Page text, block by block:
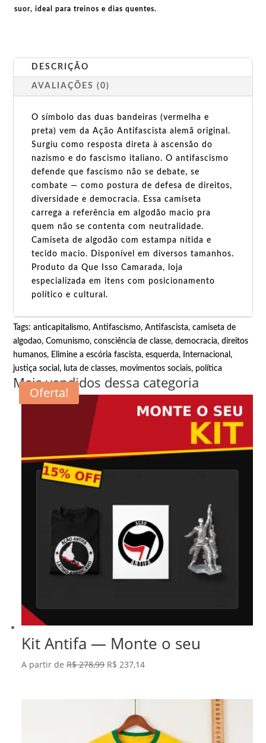
suor, ideal para treinos e dias quentes.
DESCRIÇÃO
AVALIAÇÕES (0)
O símbolo das duas bandeiras (vermelha e
preta) vem da Ação Antifascista alemã original.
Surgiu como resposta direta à ascensão do
nazismo e do fascismo italiano. O antifascismo
defende que fascismo não se debate, se
combate — como postura de defesa de direitos,
diversidade e democracia. Essa camiseta
carrega a referência em algodão macio pra
quem não se contenta com neutralidade.
Camiseta de algodão com estampa nítida e
tecido macio. Disponível em diversos tamanhos.
Produto da Que Isso Camarada, loja
especializada em itens com posicionamento
político e cultural.
Tags:anticapitalismo,Antifascismo,Antifascista,camiseta de
algodao,Comunismo,consciência de classe,democracia,direitos
humanos, Elimine a escória fascista,esquerda, Internacional,
justiça social, luta de classes, movimentos sociais, política
Mais vendidos dessa categoria
Oferta!
Kit Antifa — Monte o seu
A partir deR$278,99 O
R$ 278,99.
R$ 237,14O
R$ 237,14.